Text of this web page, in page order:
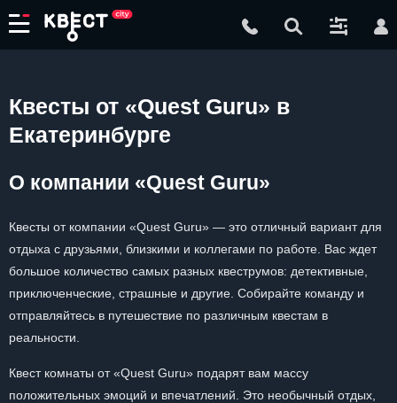
Квесты от «Quest Guru» в
Екатеринбурге
О компании «Quest Guru»
Квесты от компании «Quest Guru» — это отличный вариант для
отдыха с друзьями, близкими и коллегами по работе. Вас ждет
большое количество самых разных квеструмов: детективные,
приключенческие, страшные и другие. Собирайте команду и
отправляйтесь в путешествие по различным квестам в
реальности.
Квест комнаты от «Quest Guru» подарят вам массу
положительных эмоций и впечатлений. Это необычный отдых,